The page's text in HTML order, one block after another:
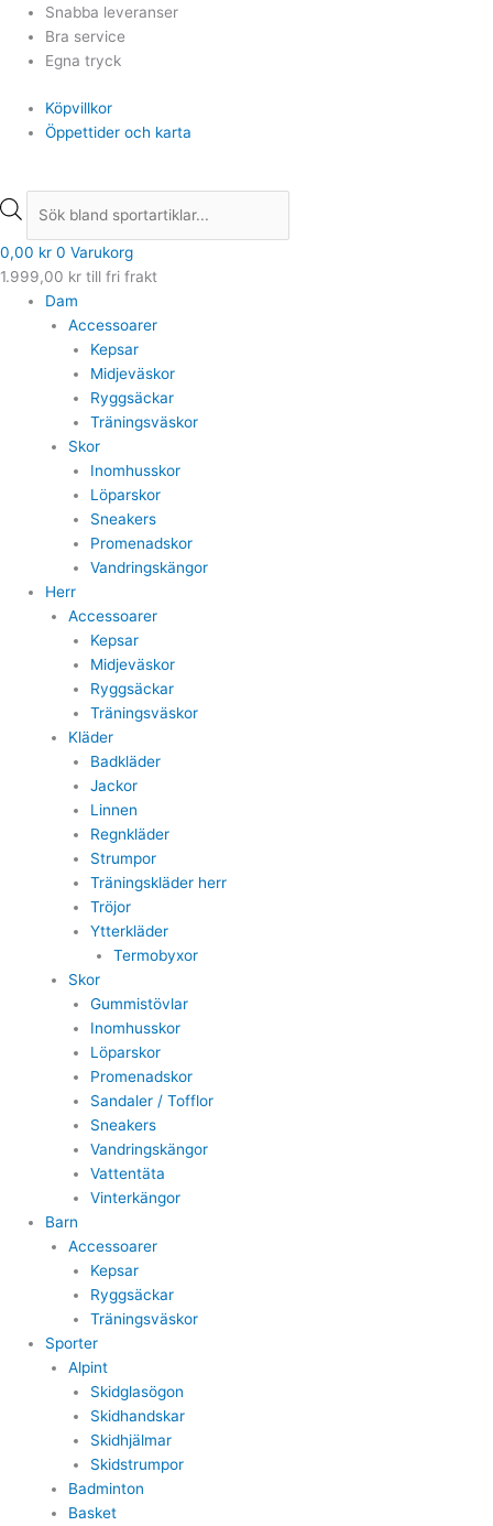
Hoppa
innehåll
Snabba leveranser
Bra service
Egna tryck
Köpvillkor
Öppettider och karta
Products
search
0,00 kr 0 Varukorg
1.999,00 kr till fri frakt
Dam
Accessoarer
Kepsar
Midjeväskor
Ryggsäckar
Träningsväskor
Skor
Inomhusskor
Löparskor
Sneakers
Promenadskor
Vandringskängor
Herr
Accessoarer
Kepsar
Midjeväskor
Ryggsäckar
Träningsväskor
Kläder
Badkläder
Jackor
Linnen
Regnkläder
Strumpor
Träningskläder herr
Tröjor
Ytterkläder
Termobyxor
Skor
Gummistövlar
Inomhusskor
Löparskor
Promenadskor
Sandaler / Tofflor
Sneakers
Vandringskängor
Vattentäta
Vinterkängor
Barn
Accessoarer
Kepsar
Ryggsäckar
Träningsväskor
Sporter
Alpint
Skidglasögon
Skidhandskar
Skidhjälmar
Skidstrumpor
Badminton
Basket
Products
search